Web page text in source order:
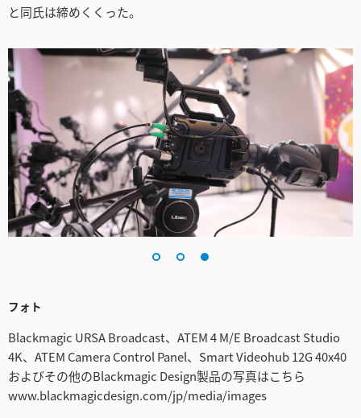
と同氏は締めくくった。
フォト
Blackmagic URSA Broadcast、ATEM 4 M/E Broadcast Studio
4K、ATEM Camera Control Panel、Smart Videohub 12G 40x40
およびその他のBlackmagic Design製品の写真はこちら
www.blackmagicdesign.com/jp/media/images